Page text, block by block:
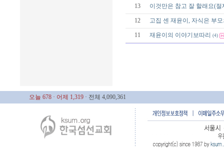
13 이것만은 참고 잘 할래요(절
12 고집 센 재윤이, 자식은 부
11 재윤이의 이야기보따리 (4)
오늘 678 · 어제 1,319 · 전체 4,090,361